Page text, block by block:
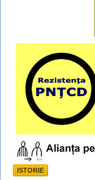
ISTORIE